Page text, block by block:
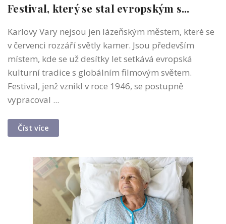
Festival, který se stal evropským s...
Karlovy Vary nejsou jen lázeňským městem, které se
v červenci rozzáří světly kamer. Jsou především
místem, kde se už desítky let setkává evropská
kulturní tradice s globálním filmovým světem.
Festival, jenž vznikl v roce 1946, se postupně
vypracoval ...
Číst více